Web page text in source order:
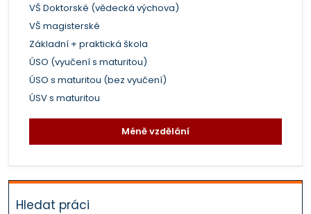
VŠ Doktorské (vědecká výchova)
VŠ magisterské
Základní + praktická škola
ÚSO (vyučení s maturitou)
ÚSO s maturitou (bez vyučení)
ÚSV s maturitou
Méně vzdělání
Hledat práci